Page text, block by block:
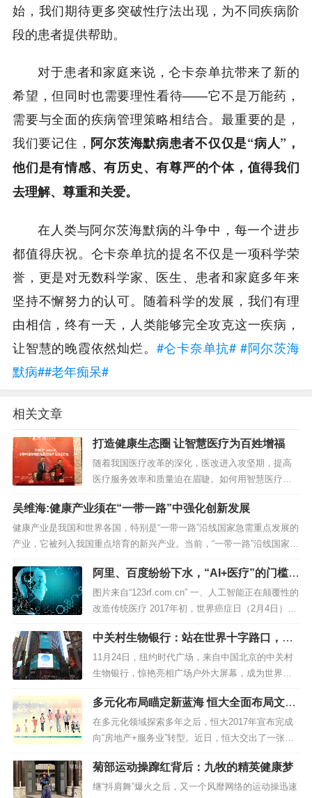
始，我们期待更多突破性疗法出现，为不同疾病阶
段的患者提供帮助。
对于患者和家庭来说，仑卡奈单抗带来了新的
希望，但同时也需要理性看待——它不是万能药，
需要与全面的疾病管理策略相结合。最重要的是，
我们要记住， 阿尔茨海默病患者不仅仅是“病人”，
他们是有情感、有历史、有尊严的个体，值得我们
去理解、尊重和关爱。
在人类与阿尔茨海默病的斗争中，每一个进步
都值得庆祝。仑卡奈单抗的提名不仅是一项科学荣
誉，更是对无数科学家、医生、患者和家庭多年来
坚持不懈努力的认可。随着科学的发展，我们有理
由相信，终有一天，人类能够完全攻克这一疾病，
让智慧的晚霞依然灿烂。 #仑卡奈单抗# #阿尔茨海
默病##老年痴呆#
相关文章
打造健康生态圈 让智慧医疗为百姓增福
随着我国医疗改革的深化，医改进入攻坚期，提高
医疗服务效率和质量迫在眉睫。如何用智慧医疗打
造大健康产业的生态圈,提高百姓的健康指数，提升
我国医疗行业的整体水平？ 所谓智慧医疗是指...
吴维海:健康产业须在“一带一路”中强化创新发展
健康产业是我国和世界各国，特别是“一带一路”沿线国家急需重点发展的
产业，它被列入我国重点培育的新兴产业。当前，“一带一路”沿线国家健
康产业市场需求...
阿里、百度纷纷下水，“AI+医疗”的门槛为
何还是这么难迈
图片来自“123rf.com.cn” 一、人工智能正在颠覆性的
改造传统医疗 2017年初，世界癌症日（2月4日），I
BM Watson医...
中关村生物银行：站在世界十字路口，宣
布大健康时代到来
11月24日，纽约时代广场，来自中国北京的中关村
生物银行，惊艳亮相广场户外大屏幕，成为世界十
字路口又一个中国“智”造。它并不是第一个亮相纽约
时代广场的中国品牌，但是却引起...
多元化布局瞄定新蓝海 恒大全面布局文旅
健康产业
在多元化领域探索多年之后，恒大2017年宣布完成
向“房地产+服务业”转型。近日，恒大交出了一张亮
眼的多元化成绩单——童世界、恒大养生谷两大拳
头产品...
菊部运动操蹿红背后：九牧的精英健康梦
继“抖肩舞”爆火之后，又一个风靡网络的运动操迅速